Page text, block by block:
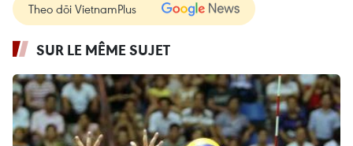
Theo dõi VietnamPlus
SUR LE MÊME SUJET